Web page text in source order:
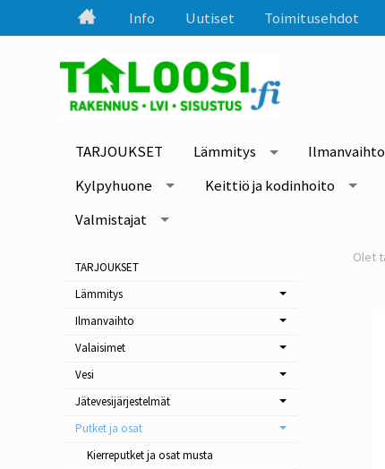
Info Uutiset Toimitusehdot
TARJOUKSET Lämmitys Ilmanvaihto
Kylpyhuone
Keittiö ja kodinhoito
Valmistajat
TARJOUKSET
Lämmitys
Ilmanvaihto
Valaisimet
Vesi
Jätevesijärjestelmät
Putket ja osat
Kierreputket ja osat musta